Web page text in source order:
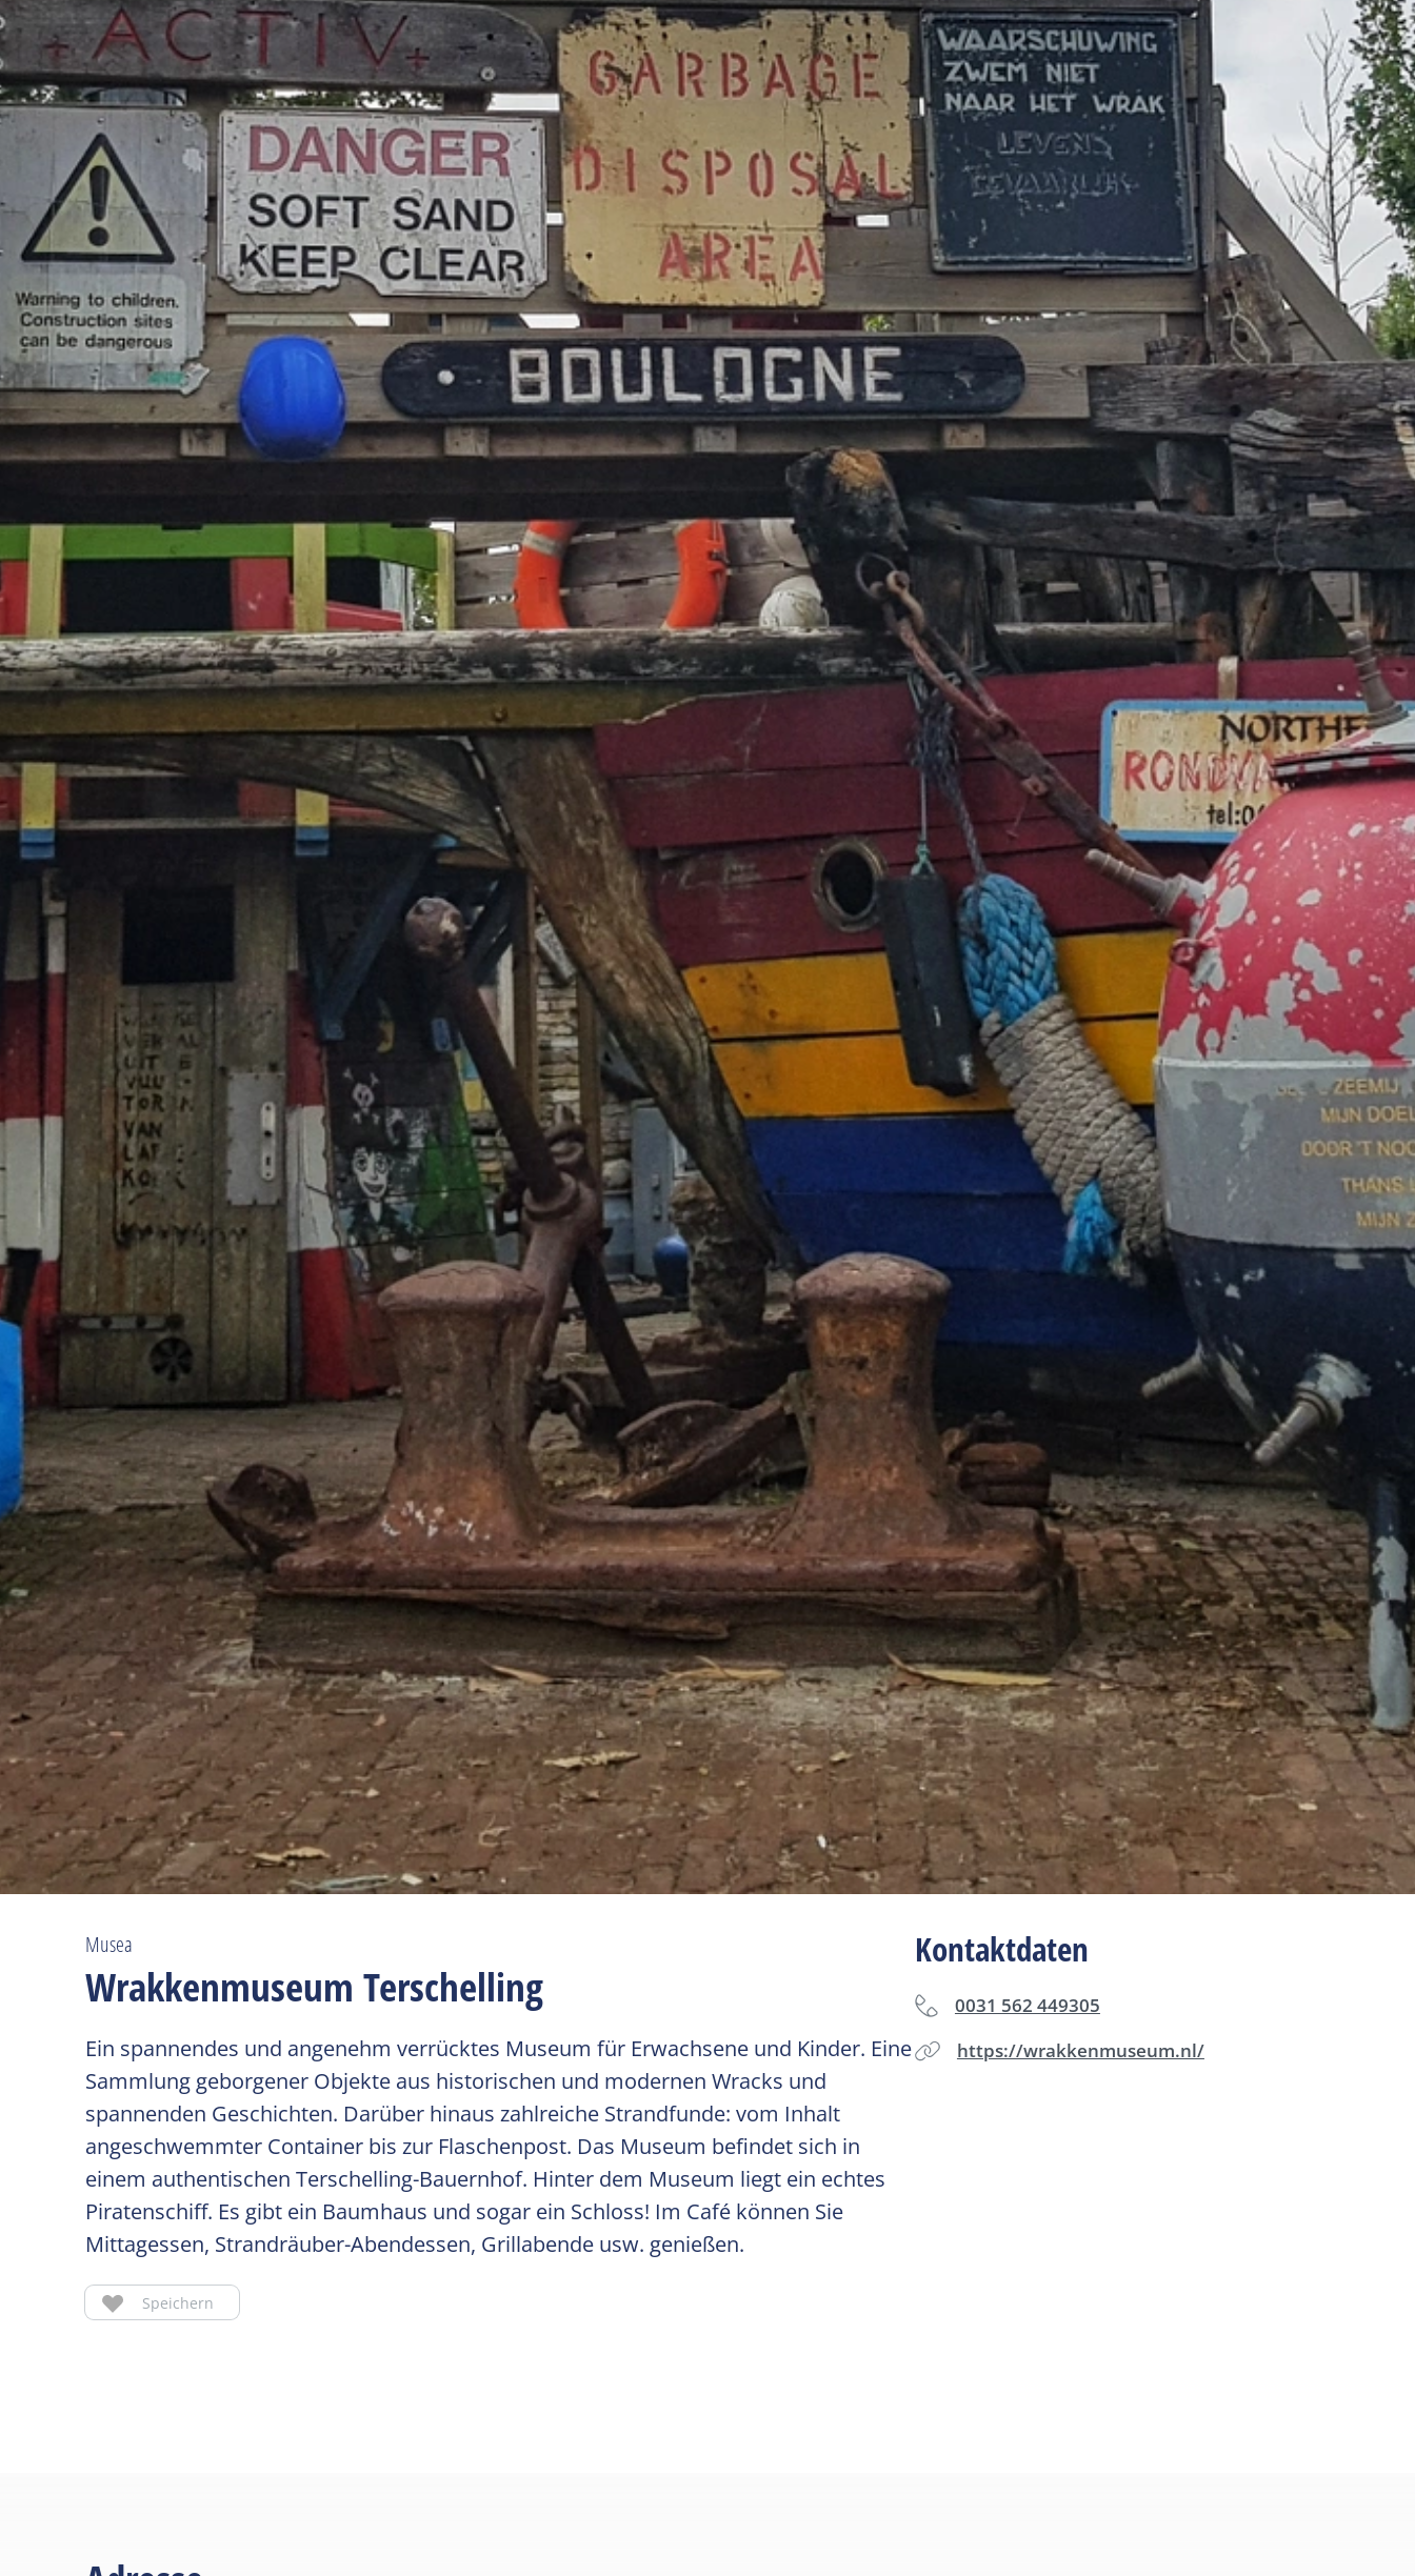
Musea
Wrakkenmuseum Terschelling
Ein spannendes und angenehm verrücktes Museum für Erwachsene und Kinder. Eine
Sammlung geborgener Objekte aus historischen und modernen Wracks und
spannenden Geschichten. Darüber hinaus zahlreiche Strandfunde: vom Inhalt
angeschwemmter Container bis zur Flaschenpost. Das Museum befindet sich in
einem authentischen Terschelling-Bauernhof. Hinter dem Museum liegt ein echtes
Piratenschiff. Es gibt ein Baumhaus und sogar ein Schloss! Im Café können Sie
Mittagessen, Strandräuber-Abendessen, Grillabende usw. genießen.
Speichern
Kontaktdaten
0031 562 449305
https://wrakkenmuseum.nl/